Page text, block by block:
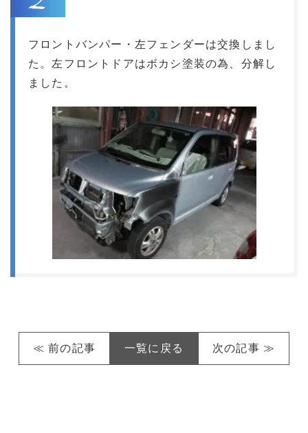
フロントバンパー・左フェンダーは交換しまし
た。左フロントドアはボカシ塗装の為、分解し
ました。
≪ 前の記事 一覧に戻る 次の記事 ≫